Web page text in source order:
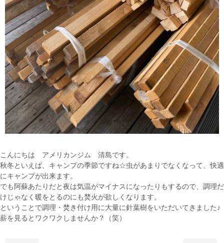
こんにちは アメリカンジム 清島です。
秋冬といえば、キャンプの季節ですね☆虫があまりでなくなって、快適
にキャンプが出来ます。
でも阿蘇あたりだと夜は気温がマイナスになったりもするので、調理だ
けじゃなく暖をとるのにも焚火が欲しくなります。
ということで調理・焚き付け用に大量に針葉樹をいただいてきました♪
薪を見るとワクワクしませんか？（笑）